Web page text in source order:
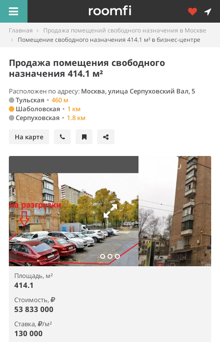
Главная
Продажа помещений свободного назначения в Москве
Помещение свободного назначения 414.1 м² в бизнес-центре
Продажа помещения свободного
назначения 414.1 м²
Расположен по адресу: Москва, улица Серпуховский Вал, 5
Тульская • 460 м
Шаболовская • 1 км
Серпуховская • 1.8 км
На карте
Площадь, м²
414.1
Стоимость,
53 833 000
Ставка, /м²
130 000